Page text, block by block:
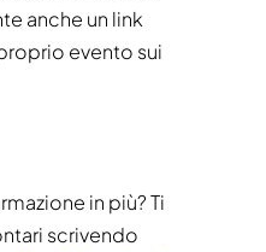
anche un link
evento sui
in più? Ti
scrivendo